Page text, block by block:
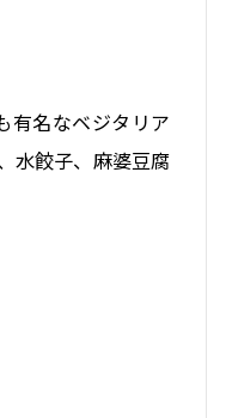
有名なベジタリア
水餃子、麻婆豆腐